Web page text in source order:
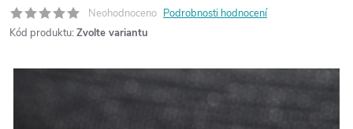
Neohodnoceno Podrobnosti hodnocení
Kód produktu: Zvolte variantu